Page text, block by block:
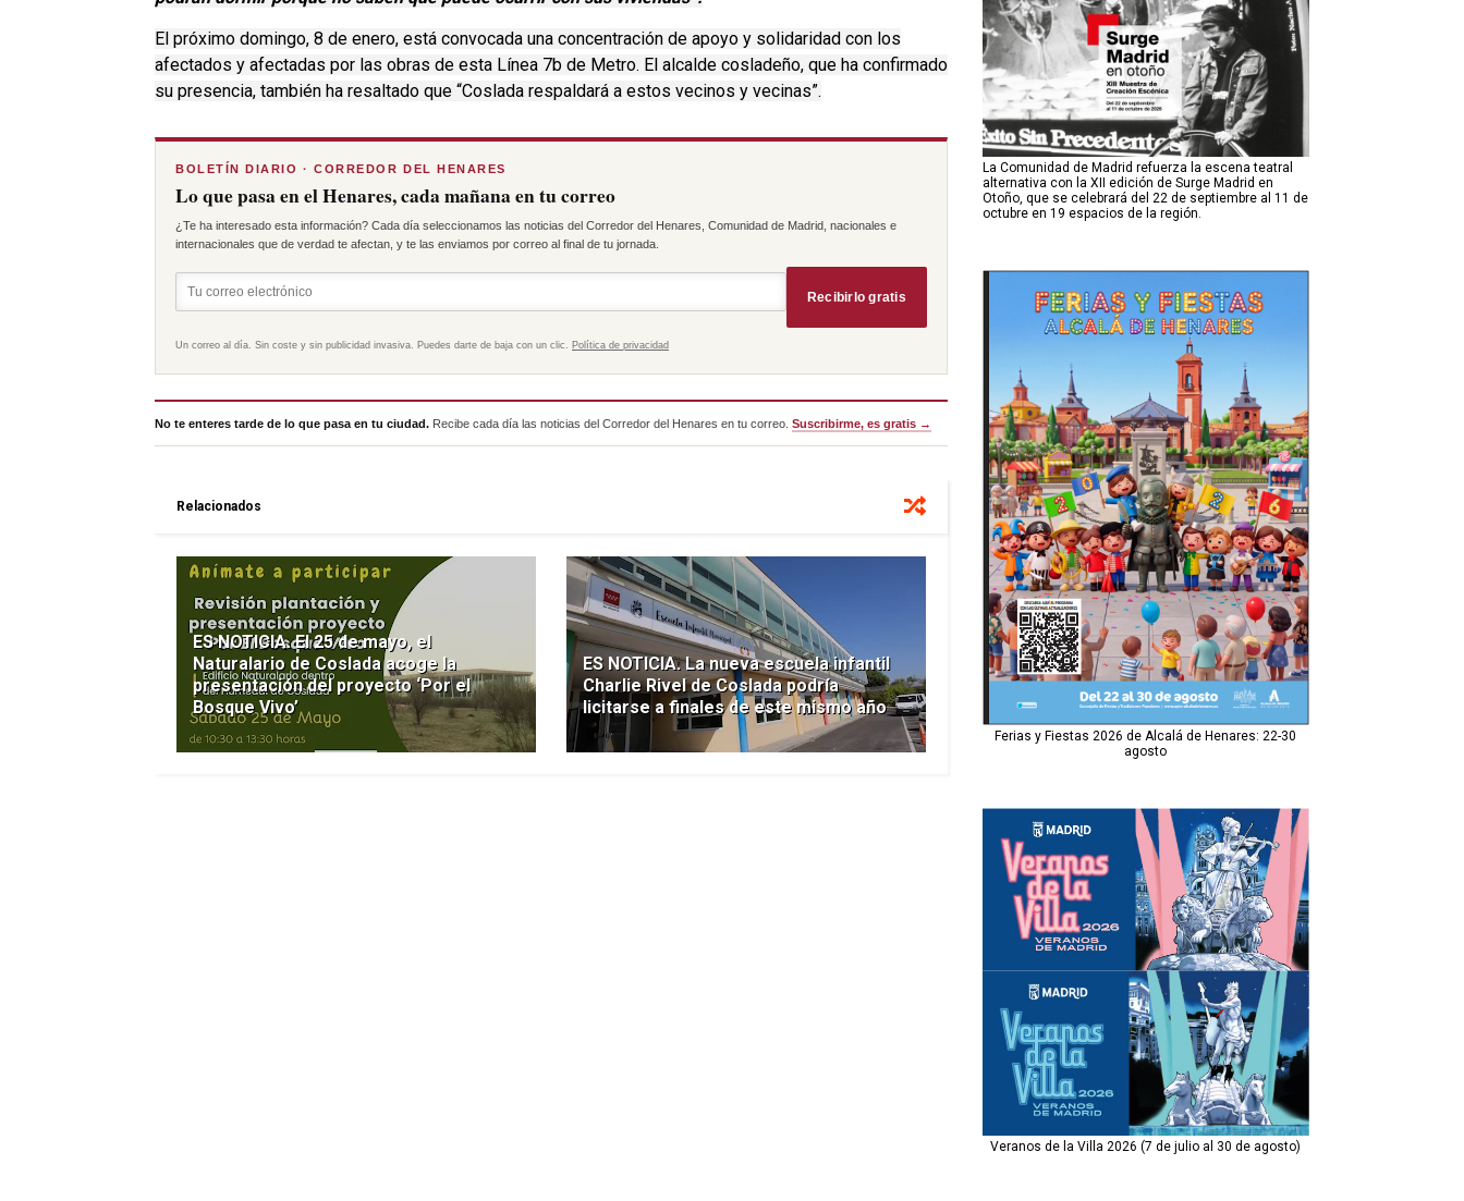
El próximo domingo, 8 de enero, está convocada una concentración de apoyo y solidaridad con los
afectados y afectadas por las obras de esta Línea 7b de Metro. El alcalde cosladeño, que ha confirmado
su presencia, también ha resaltado que “Coslada respaldará a estos vecinos y vecinas”.
BOLETÍN DIARIO · CORREDOR DEL HENARES
Lo que pasa en el Henares, cada mañana en tu correo
¿Te ha interesado esta información? Cada día seleccionamos las noticias del Corredor del Henares, Comunidad de Madrid, nacionales e
internacionales que de verdad te afectan, y te las enviamos por correo al final de tu jornada.
Recibirlo gratis
Un correo al día. Sin coste y sin publicidad invasiva. Puedes darte de baja con un clic. Política de privacidad
No te enteres tarde de lo que pasa en tu ciudad. Recibe cada día las noticias del Corredor del Henares en tu correo. Suscribirme, es gratis →
Relacionados
ES NOTICIA. El 25 de mayo, el
Naturalario de Coslada acoge la
presentación del proyecto ‘Por el
Bosque Vivo’
ES NOTICIA. La nueva escuela infantil
Charlie Rivel de Coslada podría
licitarse a finales de este mismo año
La Comunidad de Madrid refuerza la escena teatral
alternativa con la XII edición de Surge Madrid en
Otoño, que se celebrará del 22 de septiembre al 11 de
octubre en 19 espacios de la región.
Ferias y Fiestas 2026 de Alcalá de Henares: 22-30
agosto
Veranos de la Villa 2026 (7 de julio al 30 de agosto)